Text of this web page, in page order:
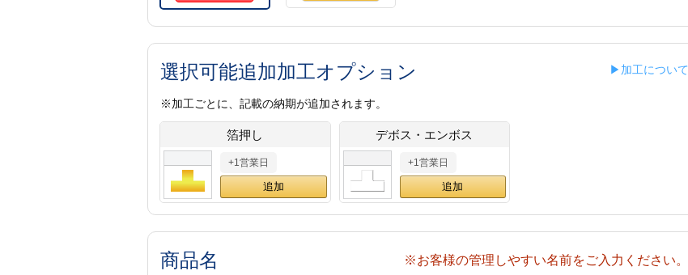
選択可能追加加工オプション ▶加工について
※加工ごとに、記載の納期が追加されます。
箔押し
+1営業日
デボス・エンボス
+1営業日
商品名 ※お客様の管理しやすい名前をご入力ください。